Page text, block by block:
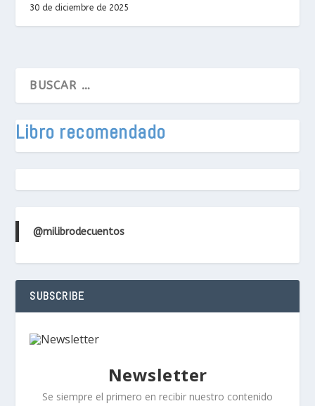
30 de diciembre de 2025
Libro recomendado
@milibrodecuentos
SUBSCRIBE
Newsletter
Se siempre el primero en recibir nuestro contenido